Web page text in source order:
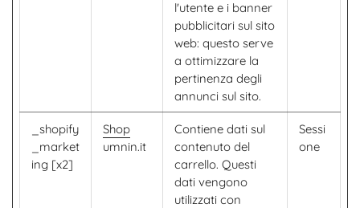
l'utente e i banner
pubblicitari sul sito
web: questo serve
a ottimizzare la
pertinenza degli
annunci sul sito.
_shopify
_market
ing [x2]
Shop
umnin.it
Contiene dati sul
contenuto del
carrello. Questi
dati vengono
utilizzati con
Sessi
one